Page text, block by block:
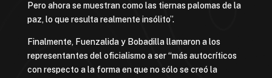
Pero ahora se muestran como las tiernas palomas de la
paz, lo que resulta realmente insólito”.
Finalmente, Fuenzalida y Bobadilla llamaron a los
representantes del oficialismo a ser “más autocríticos
con respecto a la forma en que no sólo se creó la